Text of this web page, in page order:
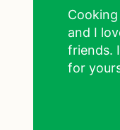
and I
friends.
for